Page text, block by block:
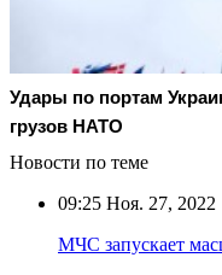
Удары по портам
грузов НАТО
Новости по теме
09:25 Ноя. 27, 2022
МЧС запускает